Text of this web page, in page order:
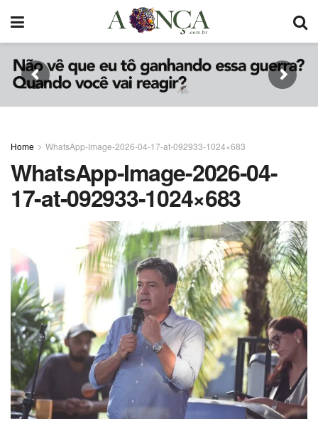
Home WhatsApp-Image-2026-04-17-at-092933-1024×683
WhatsApp-Image-2026-04-
17-at-092933-1024×683